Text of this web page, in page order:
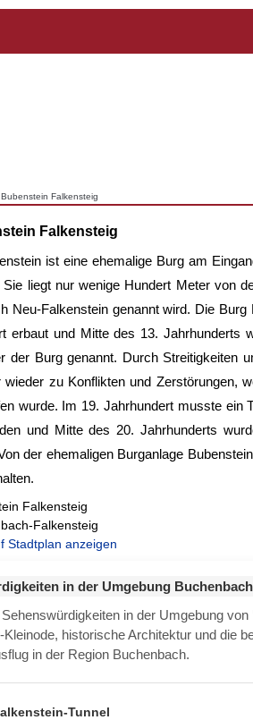
Falkensteig
Falkensteig
ist eine ehemalige Burg am
Sie liegt nur wenige Hundert Meter von
Neu-Falkenstein genannt wird. Die
erbaut und Mitte des 13. Jahrhunderts
der Burg genannt. Durch Streitigkeiten
zu Konflikten und Zerstörungen,
wurde. Im 19. Jahrhundert musste ein
und Mitte des 20. Jahrhunderts
der ehemaligen Burganlage
Falkensteig
Falkensteig
Stadtplan anzeigen
in der Umgebung Buchenbach
in der Umgebung von
Kleinode, historische Architektur und die
in der Region Buchenbach.
Tunnel